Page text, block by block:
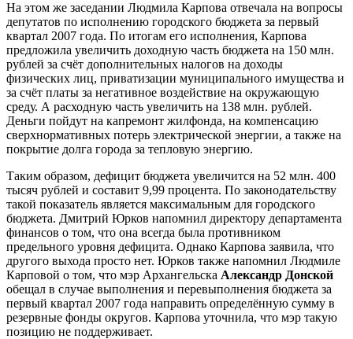
На этом же заседании Людмила Карпова отвечала на вопросы
депутатов по исполнению городского бюджета за первый
квартал 2007 года. По итогам его исполнения, Карпова
предложила увеличить доходную часть бюджета на 150 млн.
рублей за счёт дополнительных налогов на доходы
физических лиц, приватизации муниципального имущества и
за счёт платы за негативное воздействие на окружающую
среду. А расходную часть увеличить на 138 млн. рублей.
Деньги пойдут на капремонт жилфонда, на компенсацию
сверхнормативных потерь электрической энергии, а также на
покрытие долга города за тепловую энергию.
Таким образом, дефицит бюджета увеличится на 52 млн. 400
тысяч рублей и составит 9,99 процента. По законодательству
такой показатель является максимальным для городского
бюджета. Дмитрий Юрков напомнил директору департамента
финансов о том, что она всегда была противником
предельного уровня дефицита. Однако Карпова заявила, что
другого выхода просто нет. Юрков также напомнил Людмиле
Карповой о том, что мэр Архангельска Александр Донской
обещал в случае выполнения и перевыполнения бюджета за
первый квартал 2007 года направить определённую сумму в
резервные фонды округов. Карпова уточнила, что мэр такую
позицию не поддерживает.